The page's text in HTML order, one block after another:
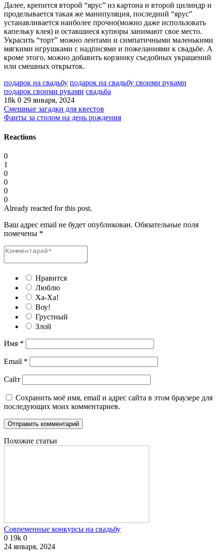
Далее, крепится второй “ярус” из картона и второй цилиндр и
проделывается такая же манипуляция, последний “ярус”
устанавливается наиболее прочно(можно даже использовать
капельку клея) и оставшиеся купюры занимают свое место.
Украсить “торт” можно лентами и симпатичными маленькими
мягкими игрушками с надписями и пожеланиями к свадьбе. А
кроме этого, можно добавить корзинку съедобных украшений
или смешных открыток.
подарок на свадьбу подарок на свадьбу своими руками
подарок своими руками свадьба
18k 0 29 января, 2024
Смешные загадки для квестов
Фанты за столом на день рождения
Reactions
0
1
0
0
0
0
Already reacted for this post.
Ваш адрес email не будет опубликован. Обязательные поля
помечены *
Нравится
Люблю
Ха-Ха!
Воу!
Грустный
Злой
Имя *
Email *
Сайт
Сохранить моё имя, email и адрес сайта в этом браузере для
последующих моих комментариев.
Похожие статьи
Современные конкурсы на свадьбу
0 19k 0
24 января, 2024